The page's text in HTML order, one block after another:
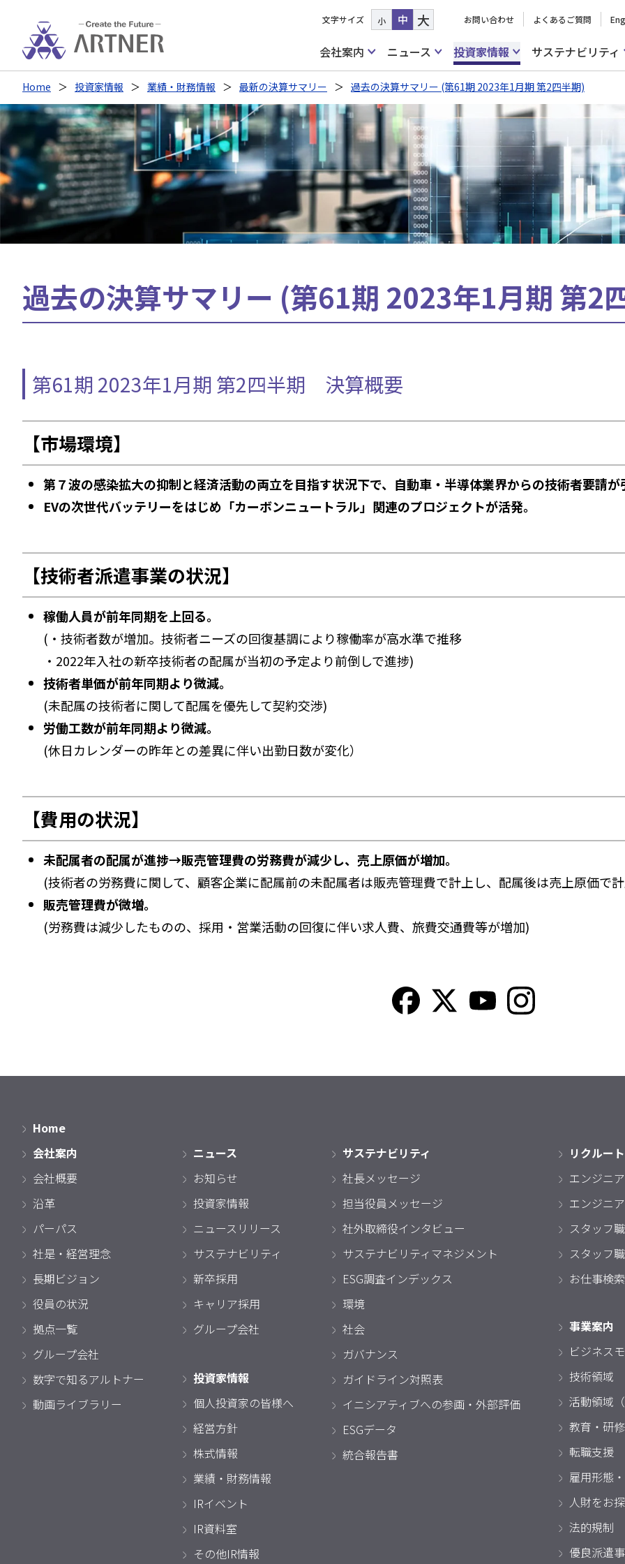
文字サイズ 小 中 大 お問い合わせ よくあるご質問
会社案内 ニュース 投資家情報 サステナビリティ
Home 投資家情報 業績・財務情報 最新の決算サマリー 過去の決算サマリー (第61期 2023年1月期 第2四半期)
過去の決算サマリー (第61期 2023年1月期 第2
第61期 2023年1月期 第2四半期 決算概要
【市場環境】
第７波の感染拡大の抑制と経済活動の両立を目指す状況下で、自動車・半導体業界からの技術者要請
EVの次世代バッテリーをはじめ「カーボンニュートラル」関連のプロジェクトが活発。
【技術者派遣事業の状況】
稼働人員が前年同期を上回る。
(・技術者数が増加。技術者ニーズの回復基調により稼働率が高水準で推移
・2022年入社の新卒技術者の配属が当初の予定より前倒しで進捗)
技術者単価が前年同期より微減。
(未配属の技術者に関して配属を優先して契約交渉)
労働工数が前年同期より微減。
(休日カレンダーの昨年との差異に伴い出勤日数が変化）
【費用の状況】
未配属者の配属が進捗→販売管理費の労務費が減少し、売上原価が増加。
(技術者の労務費に関して、顧客企業に配属前の未配属者は販売管理費で計上し、配属後は売上原価で
販売管理費が微増。
(労務費は減少したものの、採用・営業活動の回復に伴い求人費、旅費交通費等が増加)
Home
会社案内
会社概要
沿革
パーパス
社是・経営理念
長期ビジョン
役員の状況
拠点一覧
グループ会社
数字で知るアルトナー
動画ライブラリー
ニュース
お知らせ
投資家情報
ニュースリリース
サステナビリティ
新卒採用
キャリア採用
グループ会社
投資家情報
個人投資家の皆様へ
経営方針
株式情報
業績・財務情報
IRイベント
IR資料室
その他IR情報
サステナビリティ
社長メッセージ
担当役員メッセージ
社外取締役インタビュー
サステナビリティマネジメント
ESG調査インデックス
環境
社会
ガバナンス
ガイドライン対照表
イニシアティブへの参画・外部評価
ESGデータ
統合報告書
リクルート
エンジニ
エンジニ
スタッフ
スタッフ
お仕事検索
事業案内
ビジネス
技術領域
活動領域
教育・研修
転職支援
雇用形態
人財をお
法的規制
優良派遣